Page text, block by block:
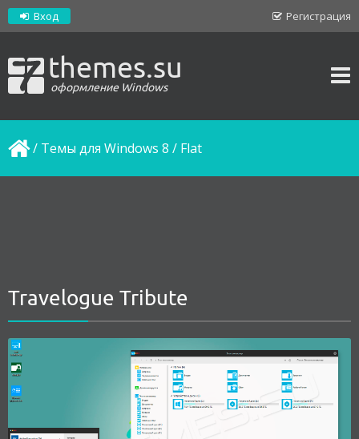
Регистрация
Вход
themes.su
оформление Windows
/ Темы для Windows 8 / Flat
Travelogue Tribute